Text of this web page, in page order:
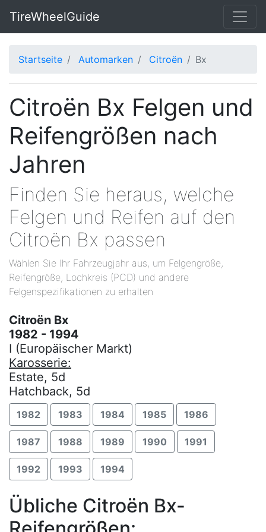
TireWheelGuide
Startseite Automarken Citroën Bx
Citroën Bx Felgen und
Reifengrößen nach
Jahren
Finden Sie heraus, welche
Felgen und Reifen auf den
Citroën Bx passen
Wählen Sie Ihr Fahrzeugjahr aus, um Felgengröße,
Reifengröße, Lochkreis (PCD) und andere
Felgenspezifikationen zu erhalten
Citroën Bx
1982 - 1994
I (Europäischer Markt)
Karosserie:
Estate, 5d
Hatchback, 5d
1982 1983 1984 1985 1986
1987 1988 1989 1990 1991
1992 1993 1994
Übliche Citroën Bx-